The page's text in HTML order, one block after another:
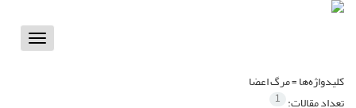
Toggle
کلیدواژه‌ها =مرگ اعضا
تعداد مقالات: 1